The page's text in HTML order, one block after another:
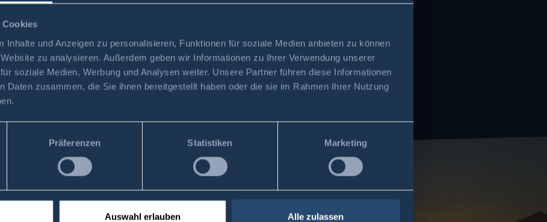
Cookies
Inhalte und Anzeigen zu personalisieren, Funktionen für soziale Medien anbieten zu können
zu analysieren. Außerdem geben wir Informationen zu Ihrer Verwendung unserer
soziale Medien, Werbung und Analysen weiter. Unsere Partner führen diese Informationen
Daten zusammen, die Sie ihnen bereitgestellt haben oder die sie im Rahmen Ihrer Nutzung
Präferenzen Statistiken Marketing
Auswahl erlauben Alle zulassen